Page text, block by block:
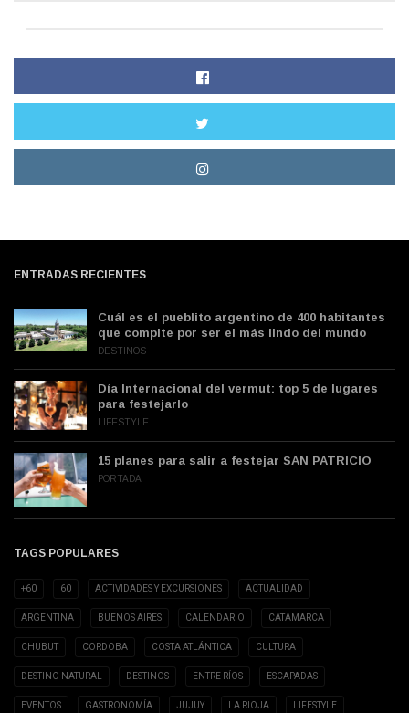
ENTRADAS RECIENTES
Cuál es el pueblito argentino de 400 habitantes
que compite por ser el más lindo del mundo
DESTINOS
Día Internacional del vermut: top 5 de lugares
para festejarlo
LIFESTYLE
15 planes para salir a festejar SAN PATRICIO
PORTADA
TAGS POPULARES
+60 60 ACTIVIDADES Y EXCURSIONES ACTUALIDAD
ARGENTINA BUENOS AIRES CALENDARIO CATAMARCA
CHUBUT CORDOBA COSTA ATLÁNTICA CULTURA
DESTINO NATURAL DESTINOS ENTRE RÍOS ESCAPADAS
EVENTOS GASTRONOMÍA JUJUY LA RIOJA LIFESTYLE